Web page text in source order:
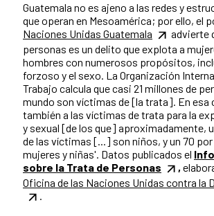
Guatemala no es ajeno a las redes y
que operan en Mesoamérica; por ello, el
Naciones Unidas Guatemala
advierte
personas es un delito que explota a
hombres con numerosos propósitos,
forzoso y el sexo. La Organización
Trabajo calcula que casi 21 millones de
mundo son víctimas de [la trata]. En esa
también a las víctimas de trata para la
y sexual [de los que] aproximadamente,
de las víctimas [...] son niños, y un 70
mujeres y niñas'. Datos publicados el
sobre la Trata de Personas
,
Oficina de las Naciones Unidas contra la
.